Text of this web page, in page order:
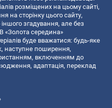
розміщених на цьому сайті,
на сторінку цього сайту,
згадування, але без
«Золота середина»
буде вважатися: будь-яке
наступне поширення,
включенням до
адаптація, переклад